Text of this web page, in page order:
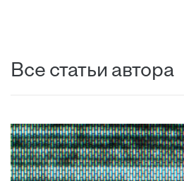
Все статьи автора